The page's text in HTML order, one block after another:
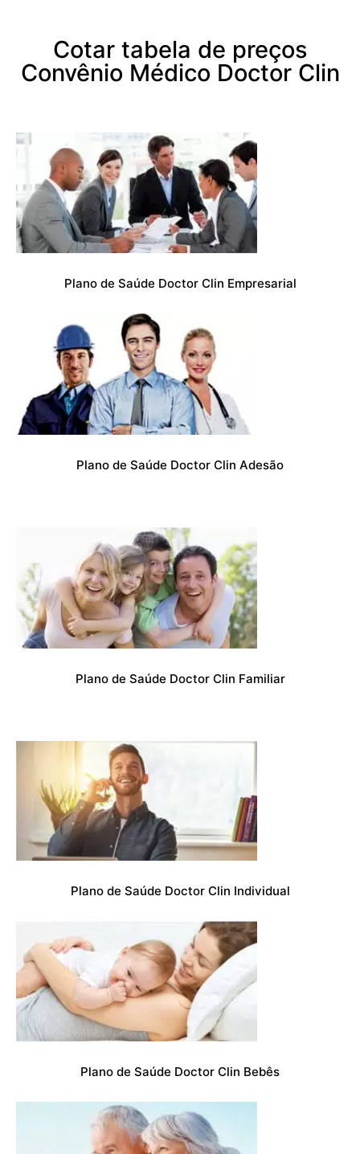
Cotar tabela de preços
Convênio Médico Doctor Clin
Plano de Saúde Doctor Clin Empresarial
Plano de Saúde Doctor Clin Adesão
Plano de Saúde Doctor Clin Familiar
Plano de Saúde Doctor Clin Individual
Plano de Saúde Doctor Clin Bebês